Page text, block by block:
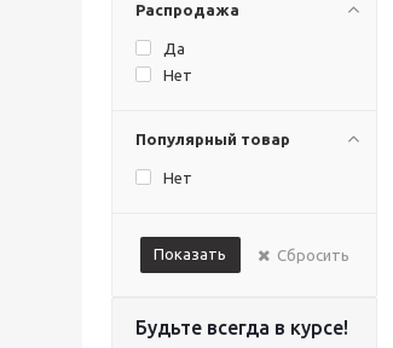
Распродажа
Да
Нет
Популярный товар
Нет
Показать Сбросить
Будьте всегда в курсе!